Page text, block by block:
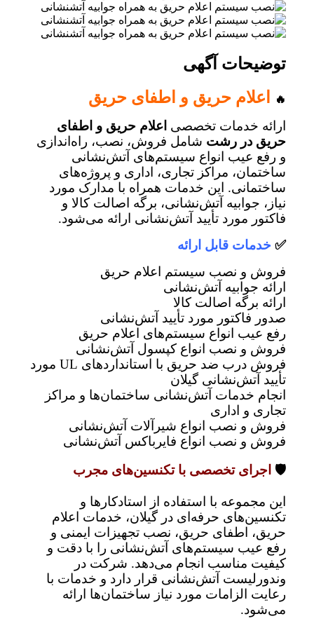
توضیحات آگهی
اعلام حریق و اطفای حریق
ارائه خدمات تخصصیاعلام حریق و اطفای
حریق در رشت شامل فروش، نصب، راه‌اندازی
و رفع عیب انواع سیستم‌های آتش‌نشانی
ساختمان، مراکز تجاری، اداری و پروژه‌های
ساختمانی. این خدمات همراه با مدارک مورد
نیاز، جوابیه آتش‌نشانی، برگه اصالت کالا و
فاکتور مورد تأیید آتش‌نشانی ارائه می‌شود.
خدمات قابل ارائه
فروش و نصب سیستم اعلام حریق
ارائه جوابیه آتش‌نشانی
ارائه برگه اصالت کالا
صدور فاکتور مورد تأیید آتش‌نشانی
رفع عیب انواع سیستم‌های اعلام حریق
فروش و نصب انواع کپسول آتش‌نشانی
فروش درب ضد حریق با استانداردهای UL مورد
تأیید آتش‌نشانی گیلان
انجام خدمات آتش‌نشانی ساختمان‌ها و مراکز
تجاری و اداری
فروش و نصب انواع شیرآلات آتش‌نشانی
فروش و نصب انواع فایرباکس آتش‌نشانی
اجرای تخصصی با تکنسین‌های مجرب
این مجموعه با استفاده از استادکارها و
تکنسین‌های حرفه‌ای در گیلان، خدمات اعلام
حریق، اطفای حریق، نصب تجهیزات ایمنی و
رفع عیب سیستم‌های آتش‌نشانی را با دقت و
کیفیت مناسب انجام می‌دهد. شرکت در
وندورلیست آتش‌نشانی قرار دارد و خدمات با
رعایت الزامات مورد نیاز ساختمان‌ها ارائه
می‌شود.